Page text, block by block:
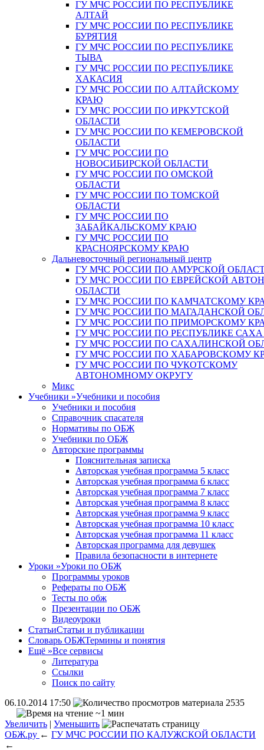
ГУ МЧС РОССИИ ПО РЕСПУБЛИКЕ
АЛТАЙ
ГУ МЧС РОССИИ ПО РЕСПУБЛИКЕ
БУРЯТИЯ
ГУ МЧС РОССИИ ПО РЕСПУБЛИКЕ
ТЫВА
ГУ МЧС РОССИИ ПО РЕСПУБЛИКЕ
ХАКАСИЯ
ГУ МЧС РОССИИ ПО АЛТАЙСКОМУ
КРАЮ
ГУ МЧС РОССИИ ПО ИРКУТСКОЙ
ОБЛАСТИ
ГУ МЧС РОССИИ ПО КЕМЕРОВСКОЙ
ОБЛАСТИ
ГУ МЧС РОССИИ ПО
НОВОСИБИРСКОЙ ОБЛАСТИ
ГУ МЧС РОССИИ ПО ОМСКОЙ
ОБЛАСТИ
ГУ МЧС РОССИИ ПО ТОМСКОЙ
ОБЛАСТИ
ГУ МЧС РОССИИ ПО
ЗАБАЙКАЛЬСКОМУ КРАЮ
ГУ МЧС РОССИИ ПО
КРАСНОЯРСКОМУ КРАЮ
Дальневосточный региональный центр
ГУ МЧС РОССИИ ПО АМУРСКОЙ
ГУ МЧС РОССИИ ПО ЕВРЕЙСКОЙ
ОБЛАСТИ
ГУ МЧС РОССИИ ПО КАМЧАТСКОМУ
ГУ МЧС РОССИИ ПО МАГАДАНСКОЙ
ГУ МЧС РОССИИ ПО ПРИМОРСКОМУ
ГУ МЧС РОССИИ ПО РЕСПУБЛИКЕ
ГУ МЧС РОССИИ ПО САХАЛИНСКОЙ
ГУ МЧС РОССИИ ПО ХАБАРОВСКОМУ
ГУ МЧС РОССИИ ПО ЧУКОТСКОМУ
АВТОНОМНОМУ ОКРУГУ
Микс
Учебники »Учебники и пособия
Учебники и пособия
Справочник спасателя
Нормативы по ОБЖ
Учебники по ОБЖ
Авторские программы
Пояснительная записка
Авторская учебная программа 5 класс
Авторская учебная программа 6 класс
Авторская учебная программа 7 класс
Авторская учебная программа 8 класс
Авторская учебная программа 9 класс
Авторская учебная программа 10 класс
Авторская учебная программа 11 класс
Авторская программа для девушек
Правила безопасности в интернете
Уроки »Уроки по ОБЖ
Программы уроков
Рефераты по ОБЖ
Тесты по обж
Презентации по ОБЖ
Видеоуроки
СтатьиСтатьи и публикации
Словарь ОБЖТермины и понятия
Ещё »Все сервисы
Литература
Ссылки
Поиск по сайту
06.10.2014 17:50
2535
~1 мин
Увеличить | Уменьшить
ОБЖ.ру ← ГУ МЧС РОССИИ ПО КАЛУЖСКОЙ ОБЛАСТИ
←